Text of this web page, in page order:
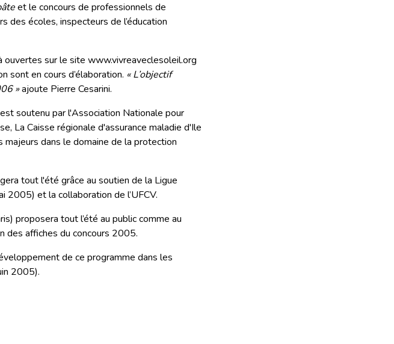
et le concours de professionnels de
des écoles, inspecteurs de l’éducation
sur le site www.vivreaveclesoleil.org
en cours d’élaboration. « L’objectif
»ajoute Pierre Cesarini.
soutenu par l'Association Nationale pour
La Caisse régionale d'assurance maladie d'Ile
majeurs dans le domaine de la protection
tout l'été grâce au soutien de la Ligue
2005) et la collaboration de l’UFCV.
proposera tout l’été au public comme au
des affiches du concours 2005.
de ce programme dans les
2005).